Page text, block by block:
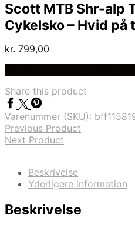
Scott MTB Shr-alp
Cykelsko – Hvid på
kr. 799,00
Share this product
Varenummer (SKU):
Previous Product
Next Product
Beskrivelse
Yderligere information
Beskrivelse